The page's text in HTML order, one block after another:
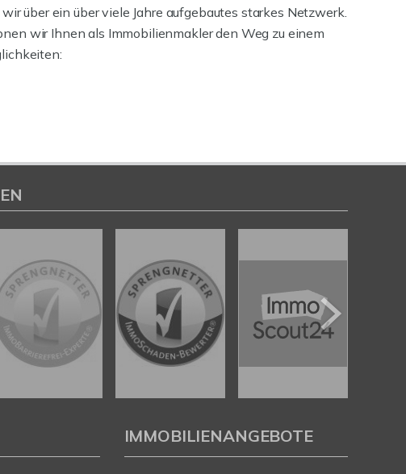
über ein über viele Jahre aufgebautes starkes Netzwerk.
wir Ihnen als Immobilienmakler den Weg zu einem
IMMOBILIENANGEBOTE